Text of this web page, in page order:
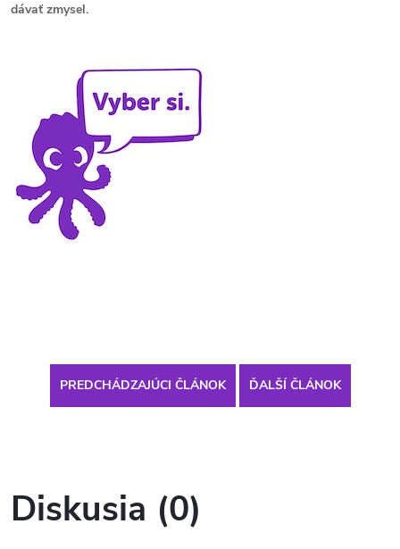
dávať zmysel.
PREDCHÁDZAJÚCI ČLÁNOK ĎALŠÍ ČLÁNOK
Diskusia (0)